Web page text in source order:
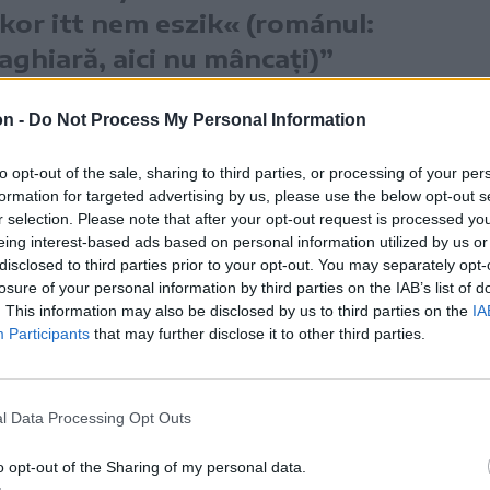
- Do Not Process My Personal Information
opt-out of the sale, sharing to third parties, or processing of your
for targeted advertising by us, please use the below opt-out
selection. Please note that after your opt-out request is processed
interest-based ads based on personal information utilized by us
to third parties prior to your opt-out. You may separately
of your personal information by third parties on the IAB’s list of
This information may also be disclosed by us to third parties on the
Participants that may further disclose it to other third parties.
Data Processing Opt Outs
opt-out of the Sharing of my personal data.
itt nem eszik« (románul:
aici nu mâncați)”
Antal, aki azonnal kérte a
az étteremben – ezért a
azért fordult a sajtóhoz, mert
közepén így beszéljenek velem. A
nem hagytam el az éttermet, ezért egy
pincért, akinél magyarul tudtam
ebből